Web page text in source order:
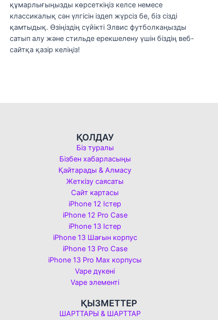
құмарлығыңызды көрсеткіңіз келсе немесе
классикалық сән үлгісін іздеп жүрсіз бе, біз сізді
қамтыдық. Өзіңіздің сүйікті Элвис футболкаңызды
сатып алу және стильде ерекшелену үшін біздің веб-
сайтқа қазір келіңіз!
ҚОЛДАУ
Біз туралы
Бізбен хабарласыңы
Қайтарады & Алмасу
Жеткізу саясаты
Сайт картасы
iPhone 12 Істер
iPhone 12 Pro Case
iPhone 13 Істер
iPhone 13 Шағын корпус
iPhone 13 Pro Case
iPhone 13 Pro Max корпусы
Vape дүкені
Vape элементі
ҚЫЗМЕТТЕР
ШАРТТАРЫ & ШАРТТАР